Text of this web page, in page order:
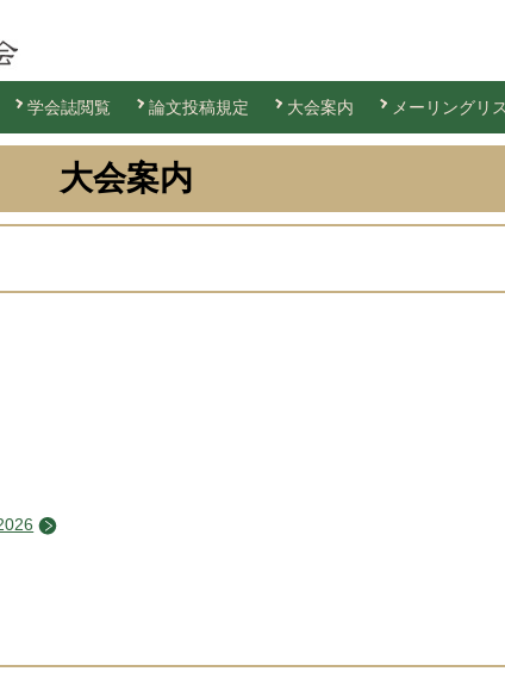
学会誌閲覧 論文投稿規定 大会案内 メーリングリ
大会案内